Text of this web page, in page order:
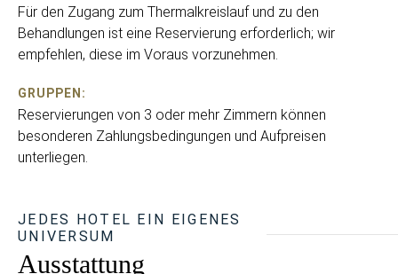
Für den Zugang zum Thermalkreislauf und zu den
Behandlungen ist eine Reservierung erforderlich; wir
empfehlen, diese im Voraus vorzunehmen.
GRUPPEN:
Reservierungen von 3 oder mehr Zimmern können
besonderen Zahlungsbedingungen und Aufpreisen
unterliegen.
JEDES HOTEL EIN EIGENES
UNIVERSUM
Ausstattung